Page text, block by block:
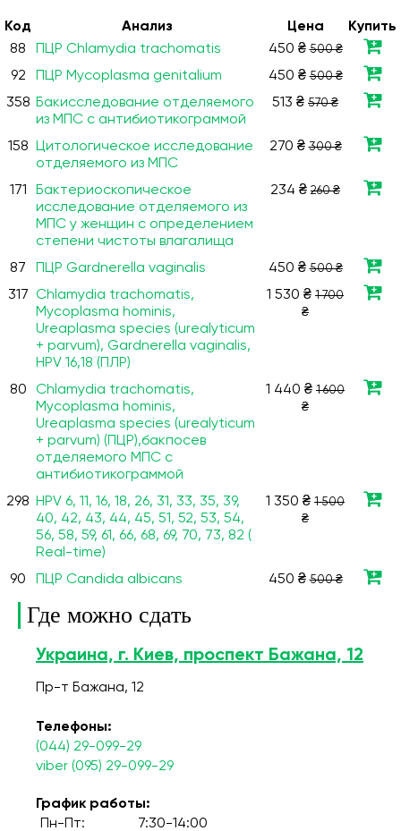
Код Анализ Цена
Купить
88
ПЦР Сhlamydia trachomatis 450 ₴500 ₴
92 ПЦР Mycoplasma genitalium 450 ₴500 ₴
358 Бакисследование отделяемого
из МПС с антибиотикограммой
513 ₴ 570 ₴
158
Цитологическое исследование
отделяемого из МПС
270 ₴300 ₴
171
Бактериоскопическое
исследование отделяемого из
МПС у женщин с определением
степени чистоты влагалища
234 ₴ 260 ₴
87 ПЦР Gardnerella vaginalis 450 ₴500 ₴
317 Chlamydia trachomatis,
Mycoplasma hominis,
Ureaplasma species (urealyticum
+ parvum), Gardnerella vaginalis,
HPV 16,18 (ПЛР)
1 530 ₴ 1 700
₴
80
Chlamydia trachomatis,
Mycoplasma hominis,
Ureaplasma species (urealyticum
+ parvum) (ПЦР),бакпосев
отделяемого МПС с
антибиотикограммой
1 440 ₴ 1 600
₴
298
HPV 6, 11, 16, 18, 26, 31, 33, 35, 39,
40, 42, 43, 44, 45, 51, 52, 53, 54,
56, 58, 59, 61, 66, 68, 69, 70, 73, 82 (
Real-time)
1 350 ₴ 1 500
₴
90 ПЦР Candida albicans 450 ₴500 ₴
Где можно сдать
Украина, г. Киев, проспект Бажана, 12
Пр-т Бажана, 12
Телефоны:
(044) 29-099-29
viber (095) 29-099-29
График работы:
Пн-Пт:
7:30-14:00